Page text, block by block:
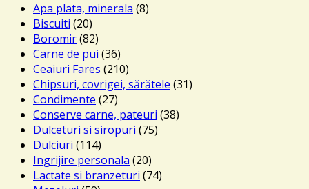
Apa plata, minerala (8)
Biscuiti (20)
Boromir(82)
Carne de pui (36)
Ceaiuri Fares (210)
Chipsuri, covrigei, sărătele (31)
Condimente (27)
Conserve carne, pateuri (38)
Dulceturi si siropuri (75)
Dulciuri (114)
Ingrijire personala (20)
Lactate si branzeturi (74)